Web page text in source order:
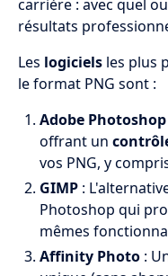
carrière : avec quel
résultats
Les logiciels les plus
le format PNG sont :
Adobe Photoshop
offrant un
vos PNG, y
GIMP :
Photoshop qui
mêmes
Affinity Photo :